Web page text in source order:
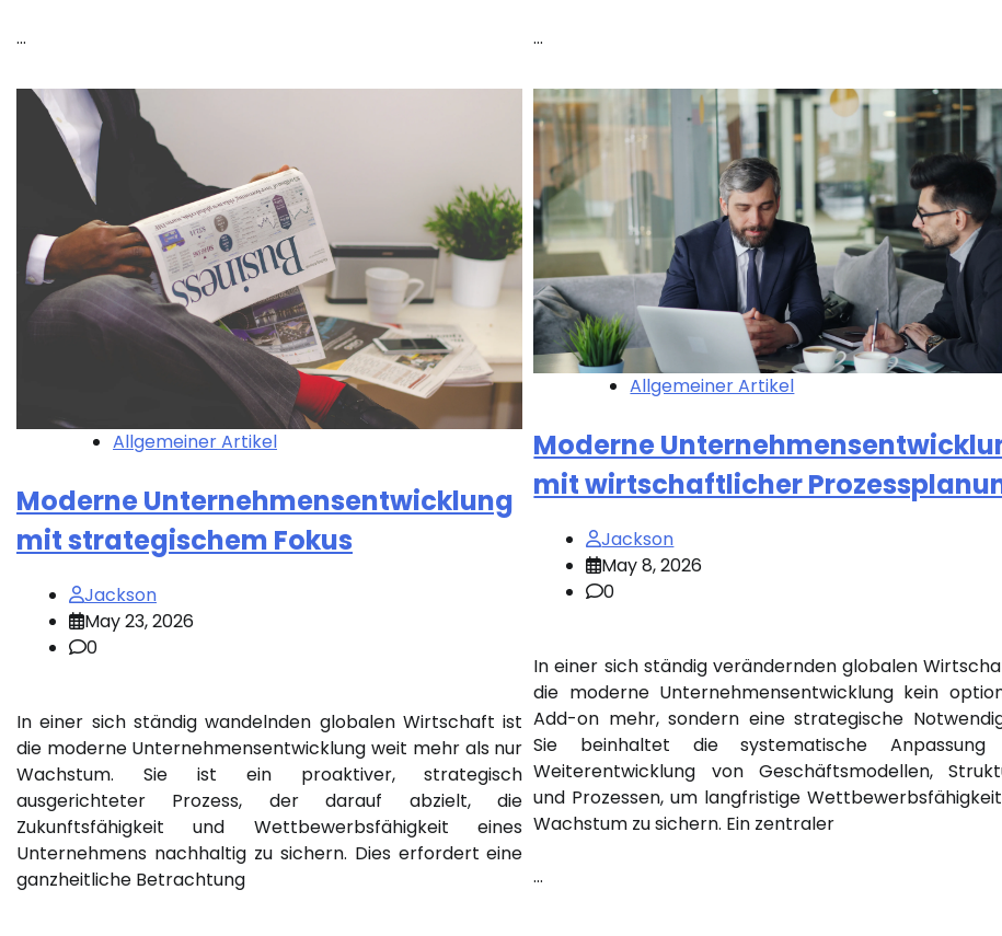
… …
Allgemeiner Artikel
Moderne Unternehmensentwicklung
mit strategischem Fokus
Jackson
May 23, 2026
0
In einer sich ständig wandelnden globalen Wirtschaft ist
die moderne Unternehmensentwicklung weit mehr als nur
Wachstum. Sie ist ein proaktiver, strategisch
ausgerichteter Prozess, der darauf abzielt, die
Zukunftsfähigkeit und Wettbewerbsfähigkeit eines
Unternehmens nachhaltig zu sichern. Dies erfordert eine
ganzheitliche Betrachtung
Allgemeiner Artikel
Moderne
mit wirtschaftlicher
Jackson
May 8, 2026
0
In einer sich ständig verändernden globalen
die moderne Unternehmensentwicklung kein
Add-on mehr, sondern eine strategische
Sie beinhaltet die systematische Anpassung
Weiterentwicklung von Geschäftsmodellen,
und Prozessen, um langfristige
Wachstum zu sichern. Ein zentraler
…